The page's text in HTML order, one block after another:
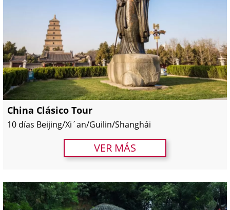
China Clásico Tour
10 días Beijing/Xi´an/Guilin/Shanghái
VER MÁS